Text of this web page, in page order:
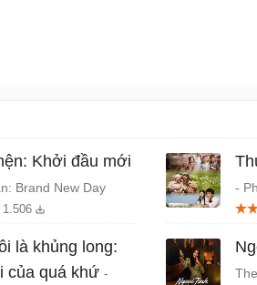
Khởi đầu mới
Brand New Day
rạp
1.506
là khủng long:
của quá khứ -
-